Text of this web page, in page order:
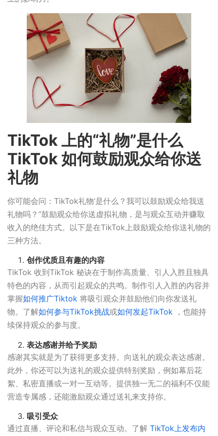
TikTok 上的“礼物”是什么
TikTok 如何鼓励观众给你送
礼物
你可能会问：TikTok礼物’是什么？我可以鼓励观众给我送
礼物吗？”鼓励观众给你送虚拟礼物，是与观众互动并赚取
收入的绝佳方式。以下是在TikTok上鼓励观众给你送礼物的
三种方法。
创作优质且有趣的内容
TikTok 收到TikTok 秘诀在于制作高质量、引人入胜且独具
特色的内容，从而引起观众的共鸣。制作引人入胜的内容并
掌握如何推广Tiktok 将吸引观众并鼓励他们向你发送礼
物。了解如何参与TikTok挑战或如何发起TikTok ，也能持
续保持观众的参与度。
表达感谢并给予奖励
感谢其实就是为了获得更多支持。向送礼的观众表达感谢。
此外，你还可以为送礼的观众提供特别奖励，例如幕后花
絮、私密直播或一对一互动等。提供独一无二的福利不仅能
营造专属感，还能激励观众通过送礼来支持你。
吸引受众
通过直播、评论和私信与观众互动。了解 TikTok上发布内